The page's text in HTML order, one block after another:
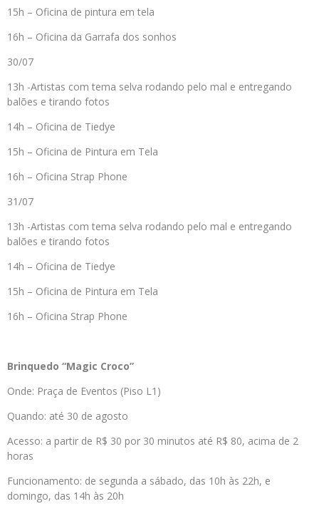
15h – Oficina de pintura em tela
16h – Oficina da Garrafa dos sonhos
30/07
13h -Artistas com tema selva rodando pelo mal e entregando
balões e tirando fotos
14h – Oficina de Tiedye
15h – Oficina de Pintura em Tela
16h – Oficina Strap Phone
31/07
13h -Artistas com tema selva rodando pelo mal e entregando
balões e tirando fotos
14h – Oficina de Tiedye
15h – Oficina de Pintura em Tela
16h – Oficina Strap Phone
Brinquedo “Magic Croco”
Onde: Praça de Eventos (Piso L1)
Quando: até 30 de agosto
Acesso: a partir de R$ 30 por 30 minutos até R$ 80, acima de 2
horas
Funcionamento: de segunda a sábado, das 10h às 22h, e
domingo, das 14h às 20h